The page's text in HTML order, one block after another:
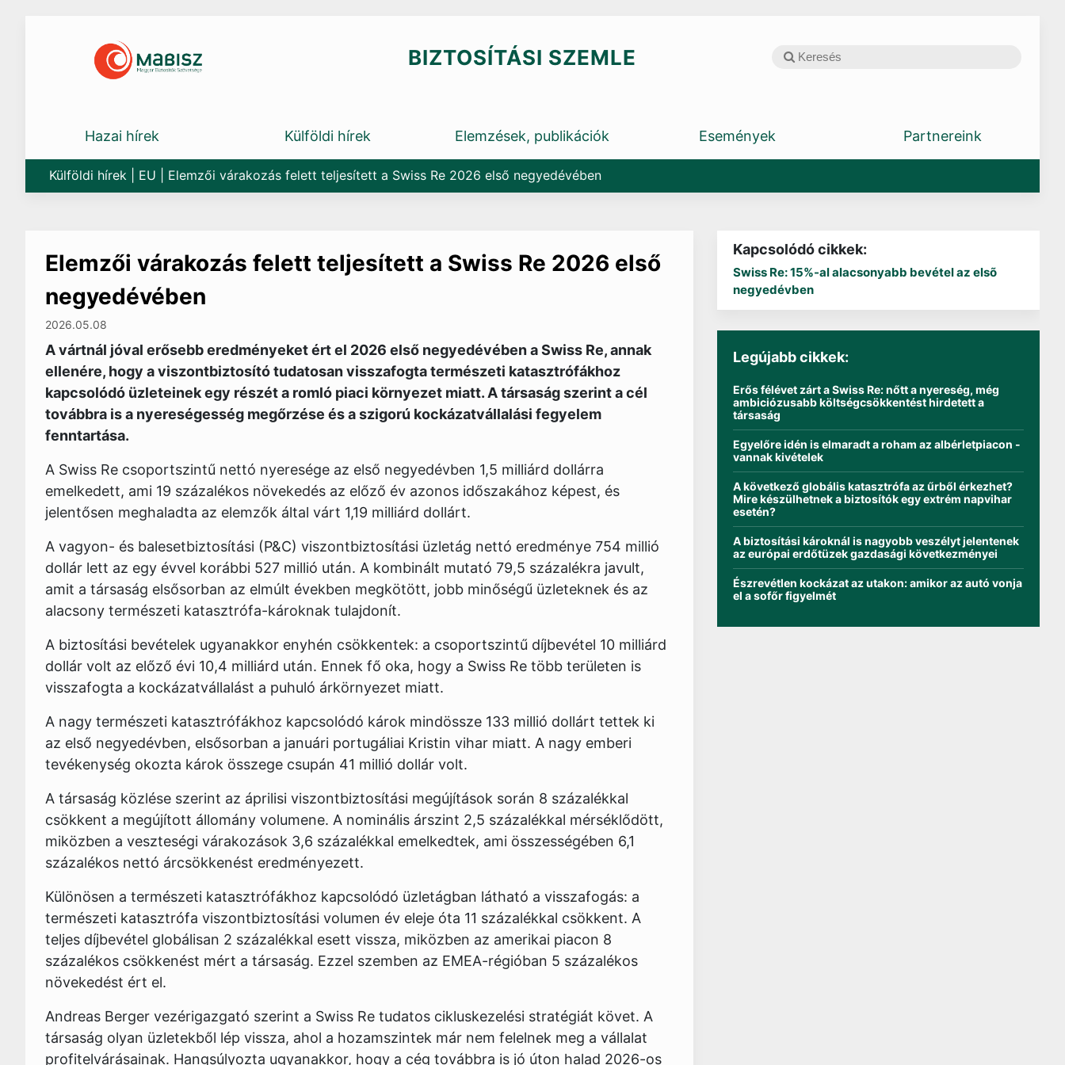
BIZTOSÍTÁSI SZEMLE
Hazai hírek Külföldi hírek Elemzések, publikációk Események Partnereink
Külföldi hírek EU Elemzői várakozás felett teljesített a Swiss Re 2026 első negyedévében
Elemzői várakozás felett teljesített a Swiss Re 2026 első
negyedévében
2026.05.08
A vártnál jóval erősebb eredményeket ért el 2026 első negyedévében a Swiss Re, annak
ellenére, hogy a viszontbiztosító tudatosan visszafogta természeti katasztrófákhoz
kapcsolódó üzleteinek egy részét a romló piaci környezet miatt. A társaság szerint a cél
továbbra is a nyereségesség megőrzése és a szigorú kockázatvállalási fegyelem
fenntartása.
A Swiss Re csoportszintű nettó nyeresége az első negyedévben 1,5 milliárd dollárra
emelkedett, ami 19 százalékos növekedés az előző év azonos időszakához képest, és
jelentősen meghaladta az elemzők által várt 1,19 milliárd dollárt.
A vagyon- és balesetbiztosítási (P&C) viszontbiztosítási üzletág nettó eredménye 754 millió
dollár lett az egy évvel korábbi 527 millió után. A kombinált mutató 79,5 százalékra javult,
amit a társaság elsősorban az elmúlt években megkötött, jobb minőségű üzleteknek és az
alacsony természeti katasztrófa-károknak tulajdonít.
A biztosítási bevételek ugyanakkor enyhén csökkentek: a csoportszintű díjbevétel 10 milliárd
dollár volt az előző évi 10,4 milliárd után. Ennek fő oka, hogy a Swiss Re több területen is
visszafogta a kockázatvállalást a puhuló árkörnyezet miatt.
A nagy természeti katasztrófákhoz kapcsolódó károk mindössze 133 millió dollárt tettek ki
az első negyedévben, elsősorban a januári portugáliai Kristin vihar miatt. A nagy emberi
tevékenység okozta károk összege csupán 41 millió dollár volt.
A társaság közlése szerint az áprilisi viszontbiztosítási megújítások során 8 százalékkal
csökkent a megújított állomány volumene. A nominális árszint 2,5 százalékkal mérséklődött,
miközben a veszteségi várakozások 3,6 százalékkal emelkedtek, ami összességében 6,1
százalékos nettó árcsökkenést eredményezett.
Különösen a természeti katasztrófákhoz kapcsolódó üzletágban látható a visszafogás: a
természeti katasztrófa viszontbiztosítási volumen év eleje óta 11 százalékkal csökkent. A
teljes díjbevétel globálisan 2 százalékkal esett vissza, miközben az amerikai piacon 8
százalékos csökkenést mért a társaság. Ezzel szemben az EMEA-régióban 5 százalékos
növekedést ért el.
Andreas Berger vezérigazgató szerint a Swiss Re tudatos cikluskezelési stratégiát követ. A
társaság olyan üzletekből lép vissza, ahol a hozamszintek már nem felelnek meg a vállalat
profitelvárásainak. Hangsúlyozta ugyanakkor, hogy a cég továbbra is jó úton halad 2026-os
Kapcsolódó cikkek:
Swiss Re: 15%-al alacsonyabb bevétel az elsõ
negyedévben
Legújabb cikkek:
Erős félévet zárt a Swiss Re: nőtt a nyereség, még
ambiciózusabb költségcsökkentést hirdetett a
társaság
Egyelőre idén is elmaradt a roham az albérletpiacon -
vannak kivételek
A következő globális katasztrófa az űrből érkezhet?
Mire készülhetnek a biztosítók egy extrém napvihar
esetén?
A biztosítási károknál is nagyobb veszélyt jelentenek
az európai erdőtüzek gazdasági következményei
Észrevétlen kockázat az utakon: amikor az autó vonja
el a sofőr figyelmét